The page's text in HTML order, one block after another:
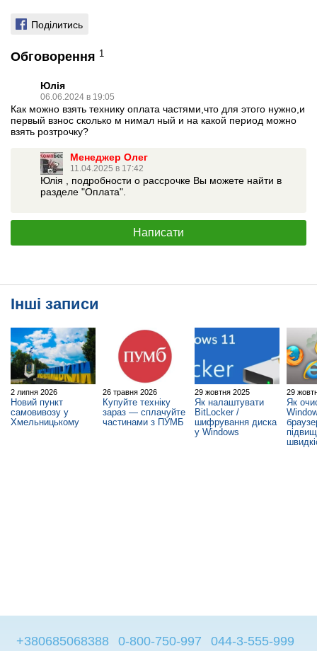
Поділитись
Обговорення 1
Юлія
06.06.2024 в 19:05
Как можно взять технику оплата частями,что для этого нужно,и
первый взнос сколько м нимал ный и на какой период можно
взять розтрочку?
Менеджер Олег
11.04.2025 в 17:42
Юлія , подробности о рассрочке Вы можете найти в
разделе "Оплата".
Написати
Інші записи
2 липня 2026
Новий пункт
самовивозу у
Хмельницькому
26 травня 2026
Купуйте техніку
зараз — сплачуйте
частинами з ПУМБ
29 жовтня 2025
Як налаштувати
BitLocker /
шифрування диска
у Windows
29
Як
+380685068388 0-800-750-997 044-3-555-999